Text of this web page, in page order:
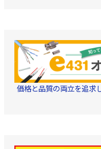
価格と品質の両立を追求